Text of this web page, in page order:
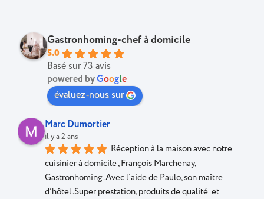
Gastronhoming-chef à domicile
5.0
Basé sur 73 avis
powered byGoogle
évaluez-nous sur
Marc Dumortier
il y a 2 ans
Réception à la maison avec notre
cuisinier à domicile , François Marchenay,
Gastronhoming .Avec l’aide de Paulo, son maître
d’hôtel .Super prestation, produits de qualité  et